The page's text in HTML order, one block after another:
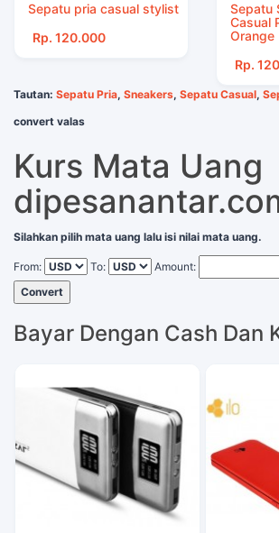
Sepatu pria casual stylist
Rp. 120.000
Sepatu
Casual
Orange
Rp.
Tautan: Sepatu Pria, Sneakers, Sepatu Casual,
convert valas
Kurs Mata Uang
Silahkan pilih mata uang lalu isi nilai mata uang.
From: To:
Amount:
Convert
Bayar Dengan Cash Dan